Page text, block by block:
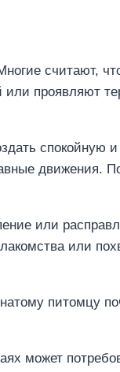
считают,
или проявляют
спокойную
движения.
или
или
питомцу
может